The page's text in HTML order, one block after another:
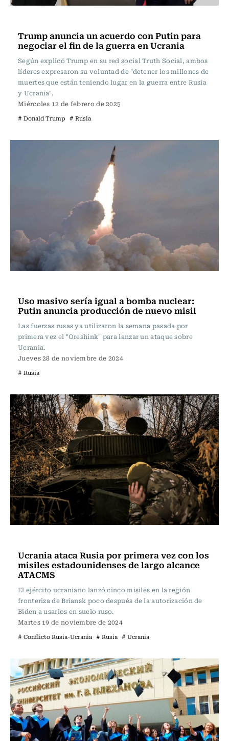
Trump anuncia un acuerdo con Putin para
negociar el fin de la guerra en Ucrania
Según explicó Trump en su red social Truth Social, ambos
líderes expresaron su voluntad de "detener los millones de
muertes que están teniendo lugar en la guerra entre Rusia
y Ucrania".
Miércoles 12 de febrero de 2025
# Donald Trump # Rusia
Uso masivo sería igual a bomba nuclear:
Putin anuncia producción de nuevo misil
Las fuerzas rusas ya utilizaron la semana pasada por
primera vez el "Oreshink" para lanzar un ataque sobre
Ucrania.
Jueves 28 de noviembre de 2024
# Rusia
Ucrania ataca Rusia por primera vez con los
misiles estadounidenses de largo alcance
ATACMS
El ejército ucraniano lanzó cinco misiles en la región
fronteriza de Briansk poco después de la autorización de
Biden a usarlos en suelo ruso.
Martes 19 de noviembre de 2024
# Conflicto Rusia-Ucrania # Rusia # Ucrania